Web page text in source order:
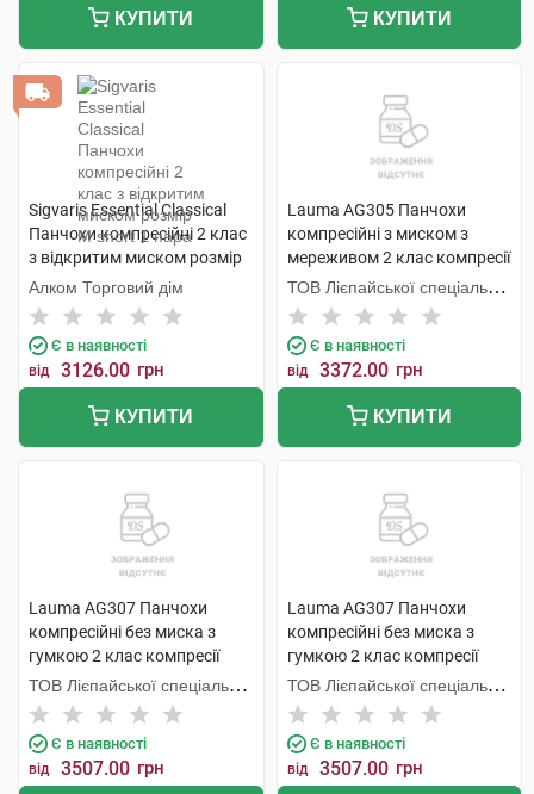
КУПИТИ КУПИТИ
Sigvaris Essential Classical
Панчохи компресійні 2 клас
з відкритим миском розмір
М short 1 пара
Алком Торговий дім
Є в наявності
від 3126.00 грн
КУПИТИ
Lauma AG305 Панчохи
компресійні з миском з
мереживом 2 клас компресії
колір натуральний розмір 4
1 пара
ТОВ Лієпайської спеціальної
економічної зони Лаума
Медікал,
Є в наявності
від 3372.00 грн
КУПИТИ
Lauma AG307 Панчохи
компресійні без миска з
гумкою 2 клас компресії
колір натуральний розмір 4D
1 пара
ТОВ Лієпайської спеціальної
економічної зони Лаума
Медікал,
Є в наявності
від 3507.00 грн
Lauma AG307 Панчохи
компресійні без миска з
гумкою 2 клас компресії
колір натуральний розмір 3D
1 пара
ТОВ Лієпайської спеціальної
економічної зони Лаума
Медікал,
Є в наявності
від 3507.00 грн